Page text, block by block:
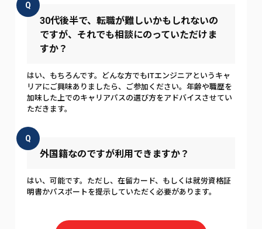
Q
30代後半で、転職が難しいかもしれないの
ですが、それでも相談にのっていただけま
すか？
はい、もちろんです。どんな方でもITエンジニアというキャ
リアにご興味ありましたら、ご参加ください。年齢や職歴を
加味した上でのキャリアパスの選び方をアドバイスさせてい
ただきます。
Q
外国籍なのですが利用できますか？
はい、可能です。ただし、在留カード、もしくは就労資格証
明書かパスポートを提示していただく必要があります。